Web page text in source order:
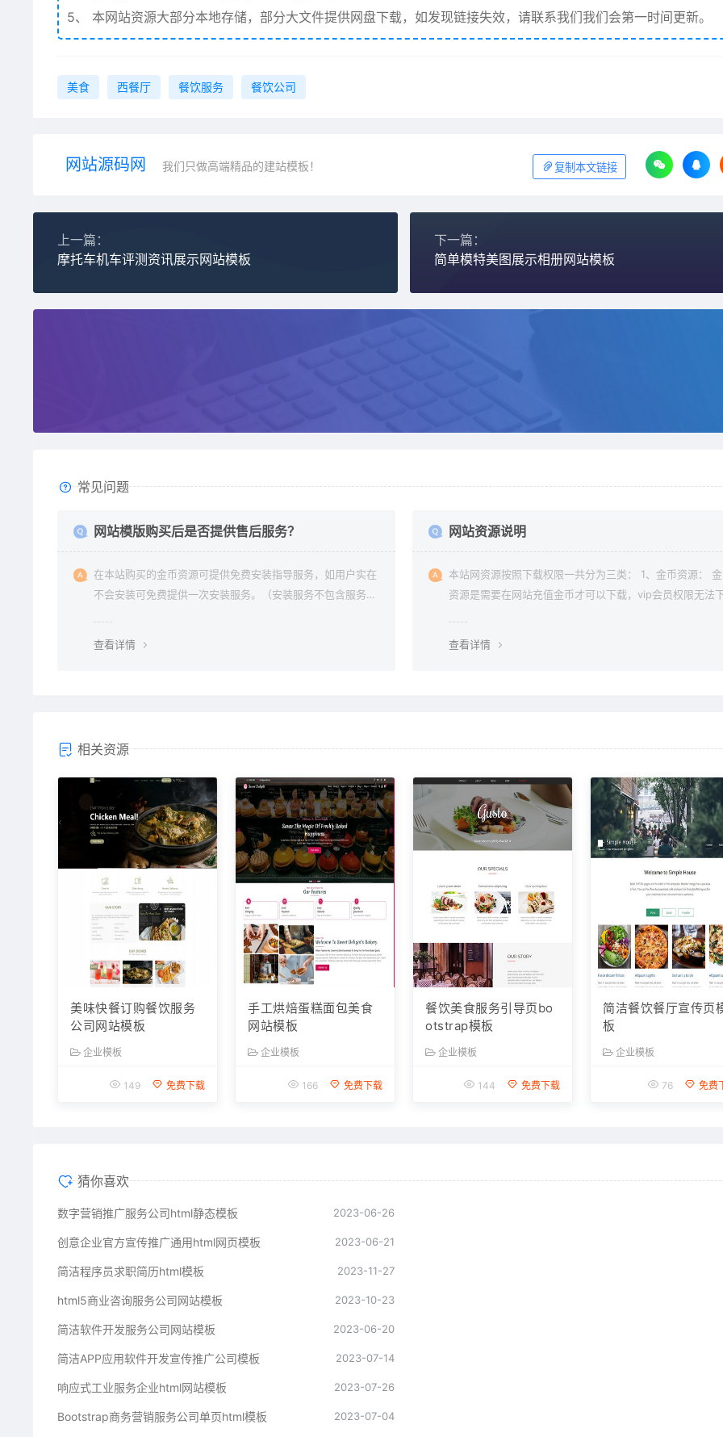
5、
本网站资源大部分本地存储，部分大文件提供网盘下载，如发现链接失效，请联系我们我们会第一时间更新。
美食 西餐厅 餐饮服务 餐饮公司
网站源码网 我们只做高端精品的建站模板！ 复制本文链接
上一篇：
摩托车机车评测资讯展示网站模板
下一篇：
简单模特美图展示相册网站模板
常见问题
网站模版购买后是否提供售后服务？
在本站购买的金币资源可提供免费安装指导服务，如用户实在
不会安装可免费提供一次安装服务。（安装服务不包含服务器
查看详情
网站资源说明
本站网资源按照下载权限一共分为三类： 1、金币资源：
资源是需要在网站充值金币才可以下载，vip会员权限无法
查看详情
相关资源
美味快餐订购餐饮服务
公司网站模板
企业模板
149 免费下载
手工烘焙蛋糕面包美食
网站模板
企业模板
166 免费下载
餐饮美食服务引导页bo
otstrap模板
企业模板
144 免费下载
简洁餐饮餐厅宣传页
板
企业模板
76 免费
猜你喜欢
数字营销推广服务公司html静态模板 2023-06-26
创意企业官方宣传推广通用html网页模板 2023-06-21
简洁程序员求职简历html模板 2023-11-27
html5商业咨询服务公司网站模板 2023-10-23
简洁软件开发服务公司网站模板 2023-06-20
简洁APP应用软件开发宣传推广公司模板 2023-07-14
响应式工业服务企业html网站模板 2023-07-26
Bootstrap商务营销服务公司单页html模板 2023-07-04